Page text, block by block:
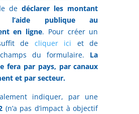
dedéclarer les montant
l’aide publique au
en ligne. Pour créer un
de cliquer ici et de
du formulaire. La
fera par pays, par canaux
et par secteur.
indiquer, par une
(n’a pas d’impact à objectif